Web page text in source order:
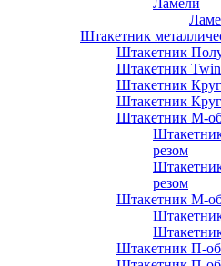
Ламели
Штакетник
Штакетник
Штакетник
Штакетник
Штакетник
Штакетник М-
резом
резом
Штакетник М-
Штакетник П-